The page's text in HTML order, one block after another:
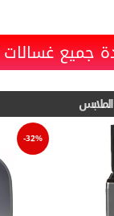
جميع
-32%